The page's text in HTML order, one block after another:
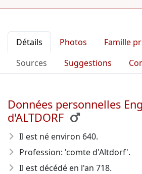
Détails Photos Famille
Sources
Suggestions
Données personnelles
d'ALTDORF
Il est né environ 640.
Profession: 'comte d'Altdorf'.
Il est décédé en l'an 718.